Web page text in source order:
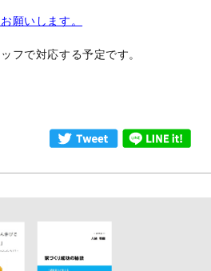
願いします。
フで対応する予定です。